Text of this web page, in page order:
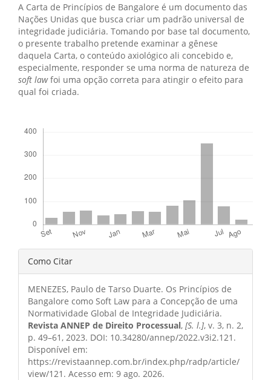
A Carta de Princípios de Bangalore é um documento das
Nações Unidas que busca criar um padrão universal de
integridade judiciária. Tomando por base tal documento,
o presente trabalho pretende examinar a gênese
daquela Carta, o conteúdo axiológico ali concebido e,
especialmente, responder se uma norma de natureza de
soft lawfoi uma opção correta para atingir o efeito para
qual foi criada.
Detalhes
do
artigo
Como Citar
MENEZES, Paulo de Tarso Duarte. Os Princípios de
Bangalore como Soft Law para a Concepção de uma
Normatividade Global de Integridade Judiciária.
Revista ANNEP de Direito Processual, [S. l.], v. 3, n. 2,
p. 49–61, 2023. DOI: 10.34280/annep/2022.v3i2.121.
Disponível em:
https://revistaannep.com.br/index.php/radp/article/
view/121. Acesso em: 9 ago. 2026.